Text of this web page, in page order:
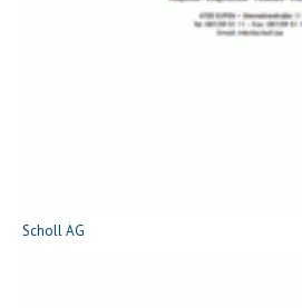
Scholl AG